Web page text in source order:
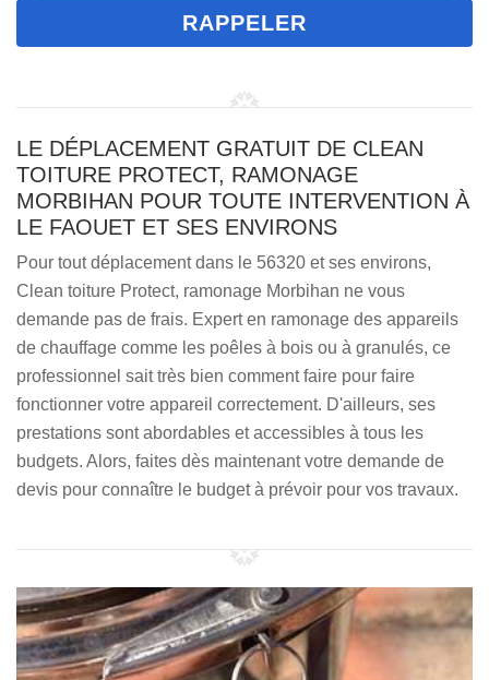
LE DÉPLACEMENT GRATUIT DE CLEAN
TOITURE PROTECT, RAMONAGE
MORBIHAN POUR TOUTE INTERVENTION À
LE FAOUET ET SES ENVIRONS
Pour tout déplacement dans le 56320 et ses environs,
Clean toiture Protect, ramonage Morbihan ne vous
demande pas de frais. Expert en ramonage des appareils
de chauffage comme les poêles à bois ou à granulés, ce
professionnel sait très bien comment faire pour faire
fonctionner votre appareil correctement. D'ailleurs, ses
prestations sont abordables et accessibles à tous les
budgets. Alors, faites dès maintenant votre demande de
devis pour connaître le budget à prévoir pour vos travaux.